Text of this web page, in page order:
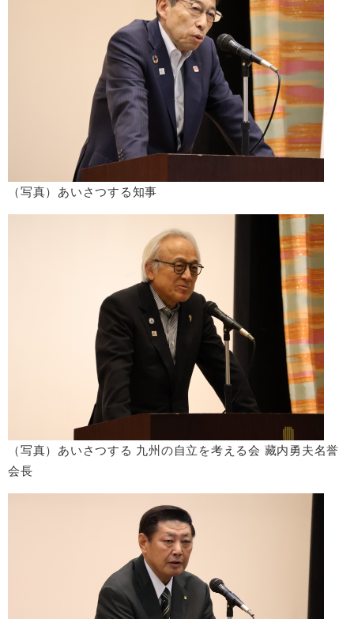
（写真）あいさつする知事
（写真）あいさつする 九州の自立を考える会 藏内勇夫名誉
会長